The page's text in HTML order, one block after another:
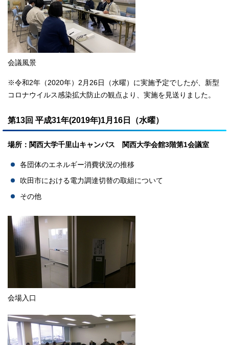
会議風景
※令和2年（2020年）2月26日（水曜）に実施予定でしたが、新型
コロナウイルス感染拡大防止の観点より、実施を見送りました。
第13回 平成31年(2019年)1月16日（水曜）
場所：関西大学千里山キャンパス 関西大学会館3階第1会議室
各団体のエネルギー消費状況の推移
吹田市における電力調達切替の取組について
その他
会場入口